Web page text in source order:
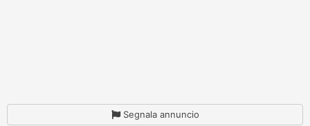
Segnala annuncio